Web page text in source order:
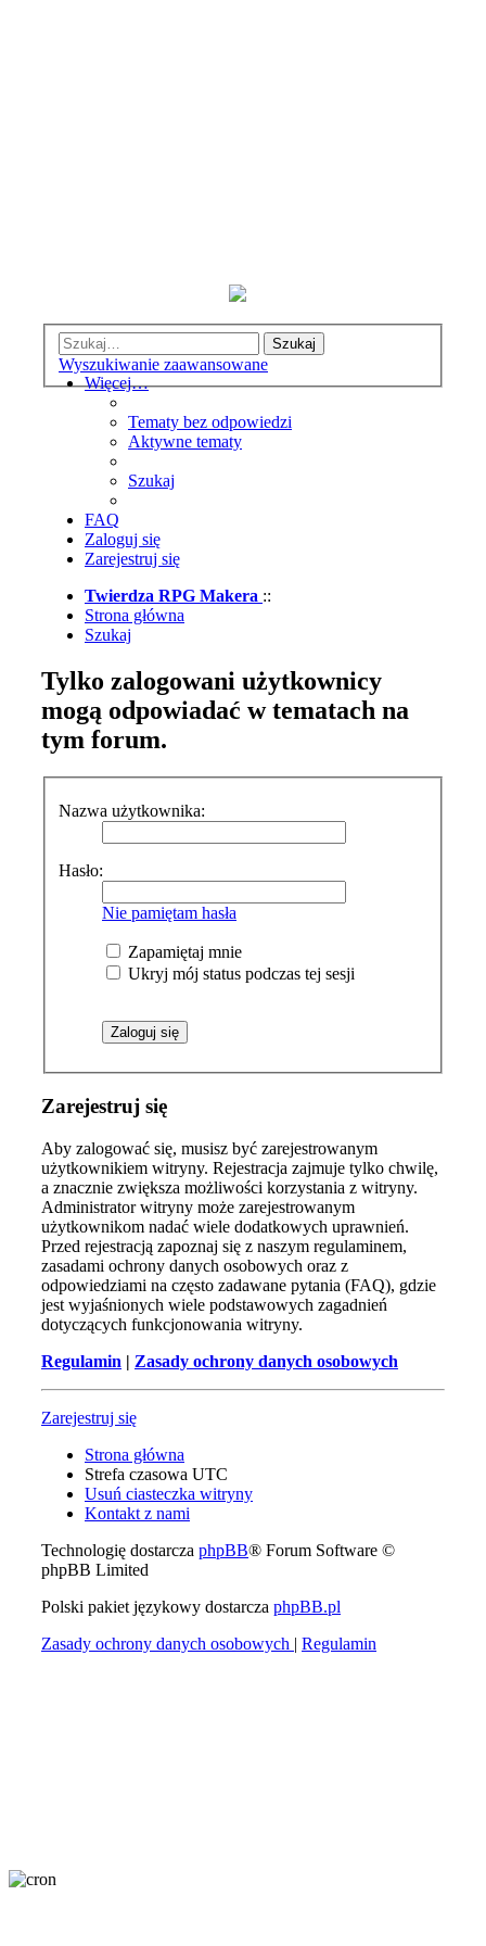
Szukaj
Wyszukiwanie zaawansowane
Więcej…
Tematy bez odpowiedzi
Aktywne tematy
Szukaj
FAQ
Zaloguj się
Zarejestruj się
Twierdza RPG Makera ::
Strona główna
Szukaj
Tylko zalogowani użytkownicy
mogą odpowiadać w tematach na
tym forum.
Nazwa użytkownika:
Hasło:
Nie pamiętam hasła
Zapamiętaj mnie
Ukryj mój status podczas tej sesji
Zarejestruj się
Aby zalogować się, musisz być zarejestrowanym
użytkownikiem witryny. Rejestracja zajmuje tylko chwilę,
a znacznie zwiększa możliwości korzystania z witryny.
Administrator witryny może zarejestrowanym
użytkownikom nadać wiele dodatkowych uprawnień.
Przed rejestracją zapoznaj się z naszym regulaminem,
zasadami ochrony danych osobowych oraz z
odpowiedziami na często zadawane pytania (FAQ), gdzie
jest wyjaśnionych wiele podstawowych zagadnień
dotyczących funkcjonowania witryny.
Regulamin | Zasady ochrony danych osobowych
Zarejestruj się
Strona główna
Strefa czasowa UTC
Usuń ciasteczka witryny
Kontakt z nami
Technologię dostarcza phpBB® Forum Software ©
phpBB Limited
Polski pakiet językowy dostarcza phpBB.pl
Zasady ochrony danych osobowych | Regulamin